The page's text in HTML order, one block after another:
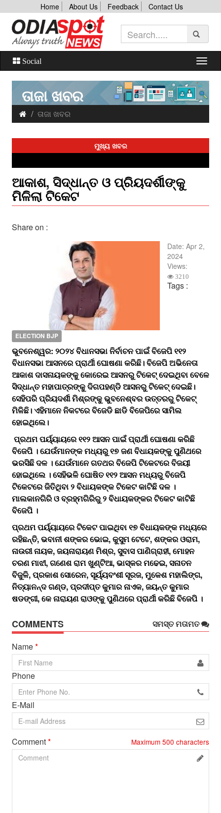
Home About Us Feedback Contact Us
Social
ତାଜା ଖବର
ତାଜା ଖବର
ମୁଖ୍ୟ ଖବର
ଆକାଶ, ସିଦ୍ଧାନ୍ତ ଓ ପ୍ରିୟଦର୍ଶୀଙ୍କୁ
ମିଳିଲା ଟିକେଟ
Share on :
Date: Apr 2,
2024
Views:
3210
Tags :
ELECTION BJP
ଭୁବନେଶ୍ୱର: ୨୦୨୪ ବିଧାନସଭା ନିର୍ବାଚନ ପାଇଁ ବିଜେପି ୧୧୨
ବିଧାନସଭା ଆସନରେ ପ୍ରାର୍ଥୀ ଘୋଷଣା କରିଛି। ବିଜେପି ଅଭିନେତା
ଆକାଶ ଦାସନାୟକଙ୍କୁ କୋରେଇ ଆସନରୁ ଟିକେଟ୍‌ ଦେଇଥିବା ବେଳେ
ସିଦ୍ଧାନ୍ତ ମହାପାତ୍ରଙ୍କୁ ଦିଗପହଣ୍ଡି ଆସନରୁ ଟିକେଟ୍‌ ଦେଇଛି।
ସେହିପରି ପ୍ରିୟଦର୍ଶୀ ମିଶ୍ରଙ୍କୁ ଭୁବନେଶ୍ବର ଉତ୍ତରରୁ ଟିକେଟ୍‌
ମିଳିଛି। ଏହିମାନେ ନିକଟରେ ବିଜେଡି ଛାଡି ବିଜେପିରେ ସାମିଲ
ହୋଇଥିଲେ।
ପ୍ରଥମ ପର୍ୟ୍ୟାୟରେ ୧୧୨ ଆସନ ପାଇଁ ପ୍ରାର୍ଥୀ ଘୋଷଣା କରିଛି
ବିଜେପି । ଯେଉଁମାନଙ୍କ ମଧ୍ୟରୁ ୧୭ ଜଣ ବିଧାୟକଙ୍କୁ ପୁଣିଥରେ
ଭରସିଛି ଦଳ । ଯେଉଁମାନେ ଗତଥର ବିଜେପି ଟିକେଟରେ ବିଜୟୀ
ହୋଇଥିଲେ । ସେହିଭଳି ଘୋଷିତ ୧୧୨ ଆସନ ମଧ୍ୟରୁ ବିଜେପି
ଟିକେଟରେ ଜିତିଥିବା ୨ ବିଧାୟକଙ୍କ ଟିକେଟ କାଟିଛି ଦଳ ।
ମାଲକାନଗିରି ଓ ବ୍ରହ୍ମଗିରିରୁ ୨ ବିଧାୟକଙ୍କର ଟିକେଟ କାଟିଛି
ବିଜେପି ।
ପ୍ରଥମ ପର୍ୟ୍ୟାୟରେ ଟିକେଟ ପାଇଥିବା ୧୭ ବିଧାୟକଙ୍କ ମଧ୍ୟରେ
ରହିଛନ୍ତି, ଭବାନୀ ଶଙ୍କର ଭୋଇ, କୁସୁମ ଟେଟେ, ଶଙ୍କର ଓରାମ,
ନାଉରୀ ନାୟକ, ଜୟନାରାୟଣ ମିଶ୍ର, ସୁବାସ ପାଣିଗ୍ରାହୀ, ମୋହନ
ଚରଣ ମାଝୀ, ଗଣେଶ ରାମ ଖୁଣ୍ଟିଆ, ଭାସ୍କର ମଢେଇ, ସନାତନ
ବିଜୁଳି, ପ୍ରକାଶ ସୋରେନ, ସୂର୍ୟ୍ୟବଂଶୀ ସୂରଜ, ମୁକେଶ ମହାଲିଙ୍ଗ,
ନିତ୍ୟାନନ୍ଦ ଗଣ୍ଡ, ପ୍ରଦୀପ୍ତ କୁମାର ନାଏକ, ଜୟନ୍ତ କୁମାର
ଷଡଙ୍ଗୀ, କେ ନାରାୟଣ ରାଓଙ୍କୁ ପୁଣିଥରେ ପ୍ରାର୍ଥୀ କରିଛି ବିଜେପି ।
COMMENTS
ସମସ୍ତ ମତାମତ
Name*
Phone
E-Mail
Comment* Maximum 500 characters